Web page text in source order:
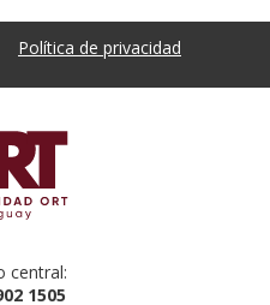
Política de privacidad
central:
1505